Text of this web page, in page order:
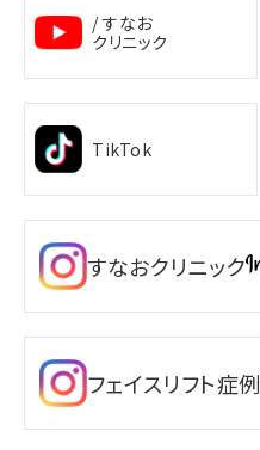
/ すなお
クリニック
TikTok
すなおクリニック
フェイスリフト症例